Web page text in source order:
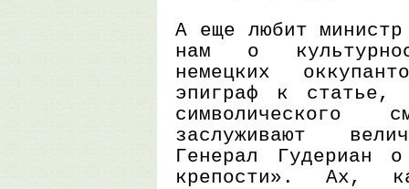
А еще любит министр
нам о
немецких
эпиграф к статье,
заслуживают
Генерал Гудериан
крепости». Ах,